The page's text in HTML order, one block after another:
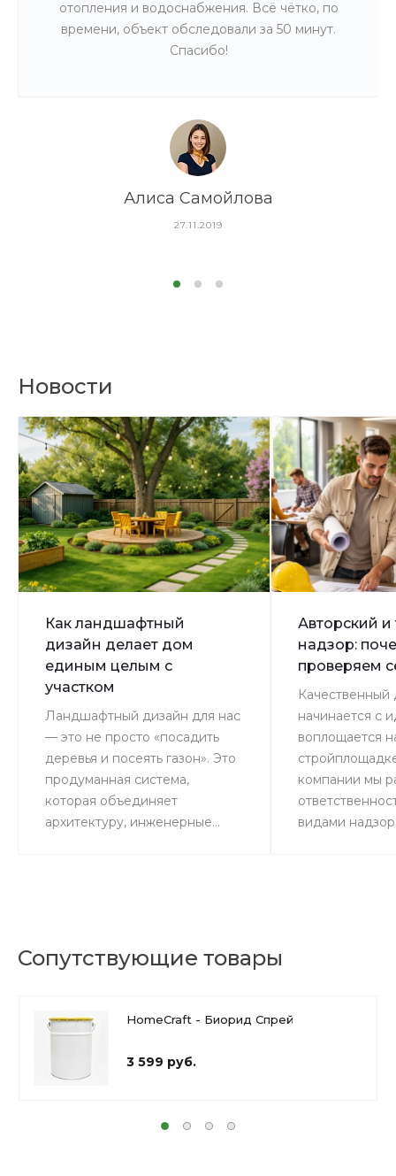
отопления и водоснабжения. Всё чётко, по
времени, объект обследовали за 50 минут.
Спасибо!
Алиса Самойлова
27.11.2019
Новости
Как ландшафтный
дизайн делает дом
единым целым с
участком
Ландшафтный дизайн для нас
— это не просто «посадить
деревья и посеять газон». Это
продуманная система,
которая объединяет
архитектуру, инженерные...
Авторский и
надзор:
проверяем
Качественный
начинается с
воплощается
компании мы
видами
Сопутствующие товары
HomeCraft - Биорид Спрей
3 599 руб.